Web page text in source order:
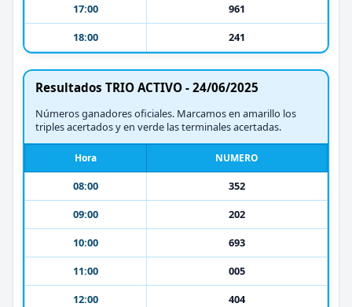
17:00
961
18:00
241
Resultados TRIO ACTIVO - 24/06/2025
Números ganadores oficiales. Marcamos en amarillo los
triples acertados y en verde las terminales acertadas.
Hora NUMERO
08:00
352
09:00
202
10:00
693
11:00
005
12:00
404